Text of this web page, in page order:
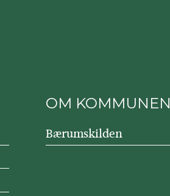
OM KOMMUNEN
Bærumskilden